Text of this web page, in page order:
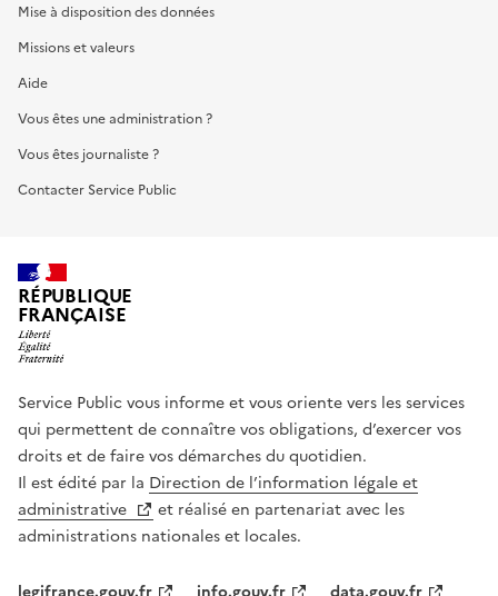
Mise à disposition des données
Missions et valeurs
Aide
Vous êtes une administration ?
Vous êtes journaliste ?
Contacter Service Public
RÉPUBLIQUE
FRANÇAISE
Service Public vous informe et vous oriente vers les services
qui permettent de connaître vos obligations, d’exercer vos
droits et de faire vos démarches du quotidien.
Il est édité par la Direction de l’information légale et
administrative
et réalisé en partenariat avec les
administrations nationales et locales.